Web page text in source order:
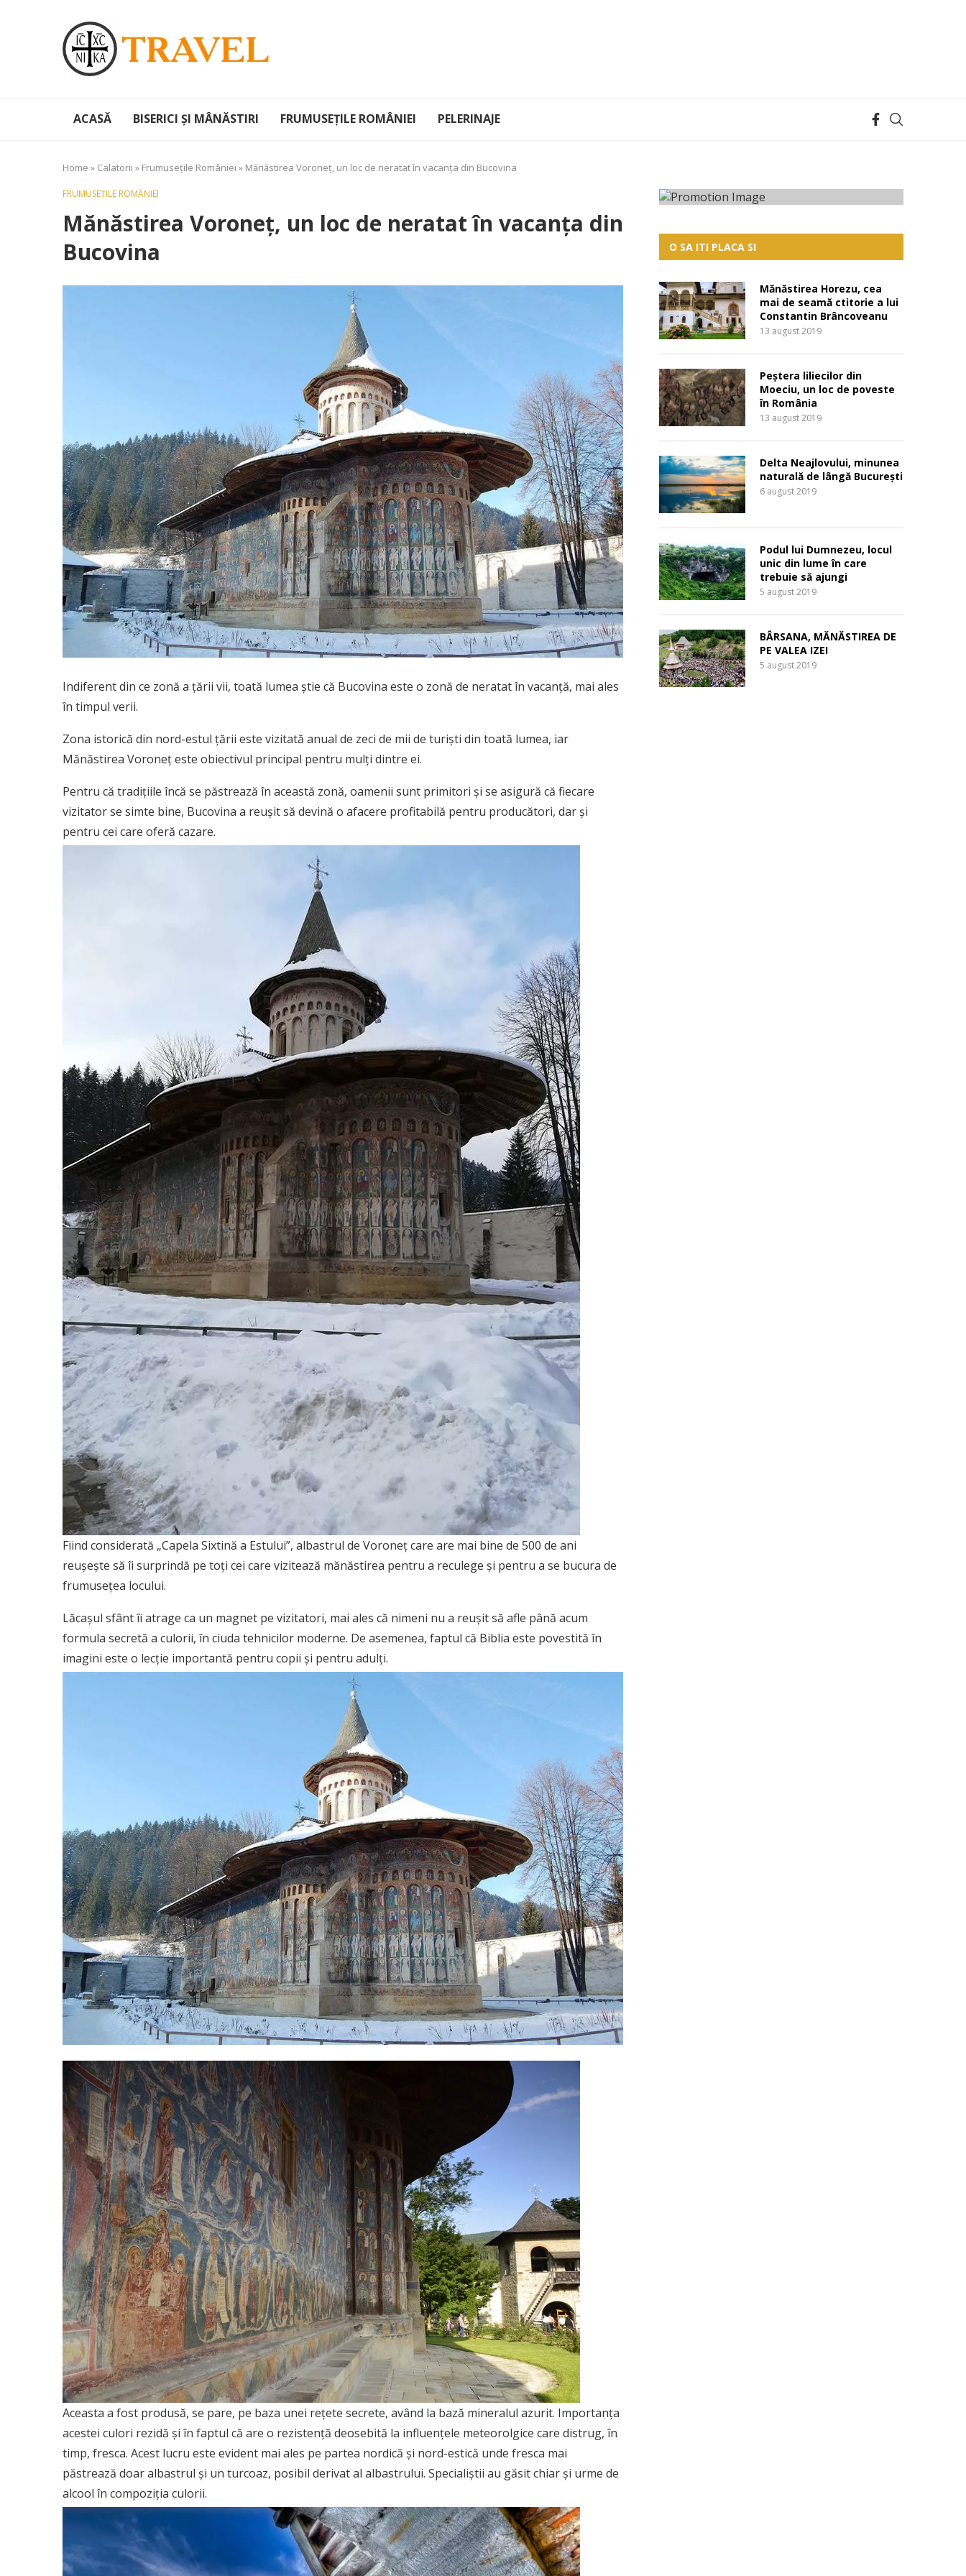
ACASĂ BISERICI ȘI MÂNĂSTIRI FRUMUSEȚILE ROMÂNIEI PELERINAJE
Home » Calatorii » Frumusețile României » Mănăstirea Voroneț, un loc de neratat în vacanța din Bucovina
FRUMUSEȚILE ROMÂNIEI
Mănăstirea Voroneț, un loc de neratat în vacanța din
Bucovina
Indiferent din ce zonă a țării vii, toată lumea știe că Bucovina este o zonă de neratat în vacanță, mai ales
în timpul verii.
Zona istorică din nord-estul țării este vizitată anual de zeci de mii de turiști din toată lumea, iar
Mănăstirea Voroneț este obiectivul principal pentru mulți dintre ei.
Pentru că tradițiile încă se păstrează în această zonă, oamenii sunt primitori și se asigură că fiecare
vizitator se simte bine, Bucovina a reușit să devină o afacere profitabilă pentru producători, dar și
pentru cei care oferă cazare.
Fiind considerată „Capela Sixtină a Estului”, albastrul de Voroneț care are mai bine de 500 de ani
reușește să îi surprindă pe toți cei care vizitează mănăstirea pentru a reculege și pentru a se bucura de
frumusețea locului.
Lăcașul sfânt îi atrage ca un magnet pe vizitatori, mai ales că nimeni nu a reușit să afle până acum
formula secretă a culorii, în ciuda tehnicilor moderne. De asemenea, faptul că Biblia este povestită în
imagini este o lecție importantă pentru copii și pentru adulți.
Aceasta a fost produsă, se pare, pe baza unei rețete secrete, având la bază mineralul azurit. Importanța
acestei culori rezidă și în faptul că are o rezistență deosebită la influențele meteorolgice care distrug, în
timp, fresca. Acest lucru este evident mai ales pe partea nordică și nord-estică unde fresca mai
păstrează doar albastrul și un turcoaz, posibil derivat al albastrului. Specialiștii au găsit chiar și urme de
alcool în compoziția culorii.
O SA ITI PLACA SI
Mănăstirea Horezu, cea
mai de seamă ctitorie a lui
Constantin Brâncoveanu
13 august 2019
Peștera liliecilor din
Moeciu, un loc de poveste
în România
13 august 2019
Delta Neajlovului, minunea
naturală de lângă București
6 august 2019
Podul lui Dumnezeu, locul
unic din lume în care
trebuie să ajungi
5 august 2019
BÂRSANA, MĂNĂSTIREA DE
PE VALEA IZEI
5 august 2019